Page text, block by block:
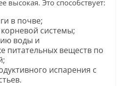
высокая. Это способствует:
в почве;
системы;
воды и
питательных веществ по
испарения с